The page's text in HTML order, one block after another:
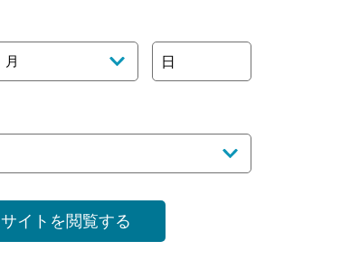
山口県のバー検索
月 日
サイトを閲覧する